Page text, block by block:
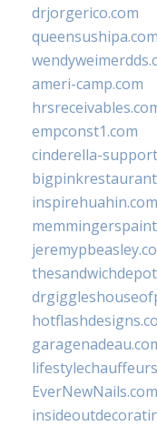
drjorgerico.com
queensushipa.com
ameri-camp.com
empconst1.com
cinderella-
inspirehuahin.com
EverNewNails.com